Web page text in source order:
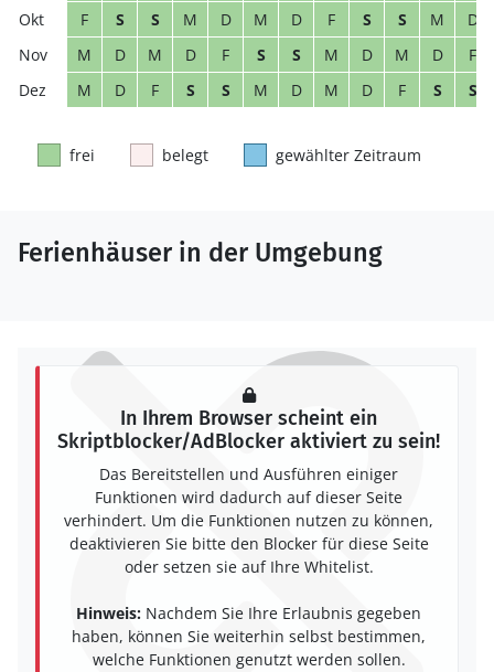
F
S S M D M D F S S M
D
M
D M D F S S M D M D
F
M
D F S S M D M D F S S
frei belegt gewählter Zeitraum
Ferienhäuser in der Umgebung
In Ihrem Browser scheint ein
Skriptblocker/AdBlocker aktiviert zu sein!
Das Bereitstellen und Ausführen einiger
Funktionen wird dadurch auf dieser Seite
verhindert. Um die Funktionen nutzen zu können,
deaktivieren Sie bitte den Blocker für diese Seite
oder setzen sie auf Ihre Whitelist.
Hinweis: Nachdem Sie Ihre Erlaubnis gegeben
haben, können Sie weiterhin selbst bestimmen,
welche Funktionen genutzt werden sollen.